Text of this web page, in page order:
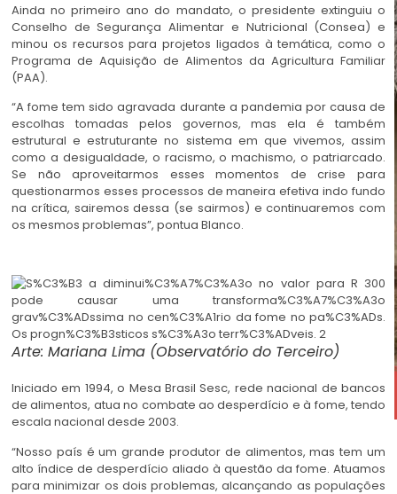
Ainda no primeiro ano do mandato, o presidente extinguiu o
Conselho de Segurança Alimentar e Nutricional (Consea) e
minou os recursos para projetos ligados à temática, como o
Programa de Aquisição de Alimentos da Agricultura Familiar
(PAA).
“A fome tem sido agravada durante a pandemia por causa de
escolhas tomadas pelos governos, mas ela é também
estrutural e estruturante no sistema em que vivemos, assim
como a desigualdade, o racismo, o machismo, o patriarcado.
Se não aproveitarmos esses momentos de crise para
questionarmos esses processos de maneira efetiva indo fundo
na crítica, sairemos dessa (se sairmos) e continuaremos com
os mesmos problemas”, pontua Blanco.
Arte: Mariana Lima (Observatório do Terceiro)
Iniciado em 1994, o Mesa Brasil Sesc, rede nacional de bancos
de alimentos, atua no combate ao desperdício e à fome, tendo
escala nacional desde 2003.
“Nosso país é um grande produtor de alimentos, mas tem um
alto índice de desperdício aliado à questão da fome. Atuamos
para minimizar os dois problemas, alcançando as populações